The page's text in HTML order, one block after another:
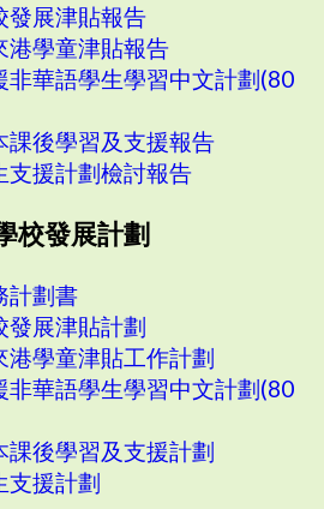
發展津貼報告
學童津貼報告
華語學生學習中文計劃(80
後學習及支援報告
援計劃檢討報告
校發展計劃
計劃書
展津貼計劃
學童津貼工作計劃
華語學生學習中文計劃(80
後學習及支援計劃
支援計劃